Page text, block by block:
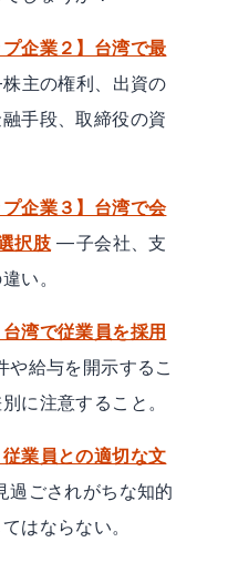
プ企業２】台湾で最
主の権利、出資の
手段、取締役の資
プ企業３】台湾で会
択肢 —子会社、支
い。
湾で従業員を採用
給与を開示するこ
に注意すること。
業員との適切な文
ごされがちな知的
はならない。